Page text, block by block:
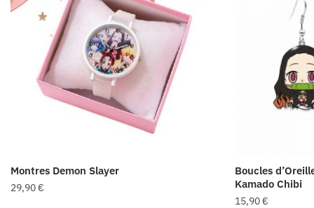
Montres Demon Slayer
29,90€
Boucles
Kamado Chibi
15,90€